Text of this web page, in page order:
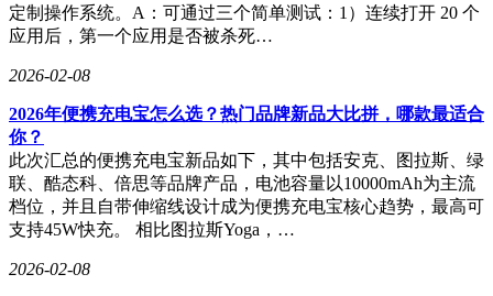
脑科学商业化面临多重挑战。技术层面，脑电信号采集的精度
与稳定性、解码算法的通用性仍需突破；伦理层面，隐私保
护、意识干预等议题引发持续争议。全球主要经济体虽已出台
上制约了技术转化速度。
行业观察指出，脑机接口从实验室到消费市场的路径可能呈现
渐进式发展。医疗康复领域或成为首个突破口，如帮助瘫痪患
者控制外骨骼设备、治疗神经退行性疾病等场景已进入临床试
验阶段。而消费级应用如脑控游戏、智能助手等，则需等待技
定制操作系统。A：可通过三个简单测试：1）连续打开 20 个
应用后，第一个应用是否被杀死…
2026-02-08
2026年便携充电宝怎么选？热门品牌新品大比拼，哪款最适合
你？
此次汇总的便携充电宝新品如下，其中包括安克、图拉斯、绿
联、酷态科、倍思等品牌产品，电池容量以10000mAh为主流
档位，并且自带伸缩线设计成为便携充电宝核心趋势，最高可
支持45W快充。 相比图拉斯Yoga，…
2026-02-08